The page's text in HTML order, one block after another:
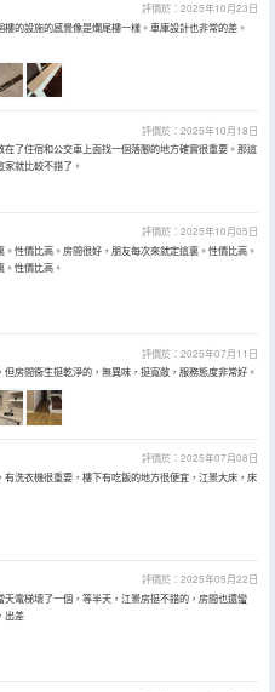
評價於：2025年10月23日
的設施的感覺像是爛尾樓一樣。車庫設計也非常的差。
評價於：2025年10月18日
在了住宿和公交車上面找一個落腳的地方確實很重要。那這
就比較不錯了。
評價於：2025年10月05日
性價比高。房間很好，朋友每次來就定這裏。性價比高。
。性價比高。
評價於：2025年07月11日
房間衞生挺乾淨的，無異味，挺寬敞，服務態度非常好。
評價於：2025年07月08日
有洗衣機很重要，樓下有吃飯的地方很便宜，江景大床，床
評價於：2025年05月22日
天電梯壞了一個，等半天，江景房挺不錯的，房間也還蠻
出差